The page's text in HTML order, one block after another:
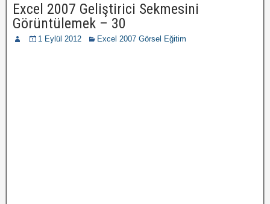
Excel 2007 Geliştirici Sekmesini
Görüntülemek – 30
1 Eylül 2012 Excel 2007 Görsel Eğitim